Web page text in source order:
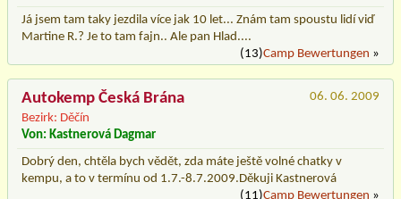
Já jsem tam taky jezdila více jak 10 let... Znám tam spoustu lidí viď
Martine R.? Je to tam fajn.. Ale pan Hlad....
(13)Camp Bewertungen »
Autokemp Česká Brána
Bezirk: Děčín
06. 06. 2009
Von: Kastnerová Dagmar
Dobrý den, chtěla bych vědět, zda máte ještě volné chatky v
kempu, a to v termínu od 1.7.-8.7.2009.Děkuji Kastnerová
(11)Camp Bewertungen »